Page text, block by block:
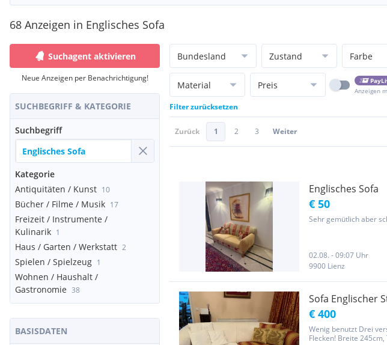
68 Anzeigen in Englisches Sofa
Suchagent aktivieren
Neue Anzeigen per Benachrichtigung!
SUCHBEGRIFF & KATEGORIE
Suchbegriff
Kategorie
Antiquitäten / Kunst 10
Bücher / Filme / Musik 17
Freizeit / Instrumente /
Kulinarik 1
Haus / Garten / Werkstatt 2
Spielen / Spielzeug 1
Wohnen / Haushalt /
Gastronomie 38
BASISDATEN
Bundesland Zustand Farbe
Material Preis
Anzeigen
Filter zurücksetzen
Zurück 1 2 3 Weiter
Englisches Sofa
€ 50
Sehr gemütlich aber
02.08. - 09:07 Uhr
9900 Lienz
Sofa Englischer
€ 400
Wenig benutzt Drei
Flecken! Breite